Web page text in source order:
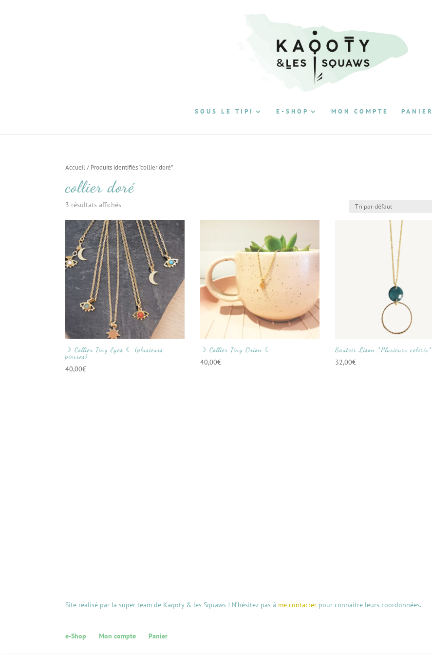
SOUS LE TIPI E-SHOP MON COMPTE PANIER
Accueil/ Produits identifiés “collier doré”
collier doré
3 résultats affichés
☽ Collier Tiny Eyes ☾ (plusieurs
pierres)
40,00€
☽ Collier Tiny Orion ☾
40,00€
Sautoir Lison *Plusieurs coloris*
32,00€
Site réalisé par la super team de Kaqoty & les Squaws ! N’hésitez pas à me contacter pour connaitre leurs coordonnées.
e-Shop Mon compte Panier